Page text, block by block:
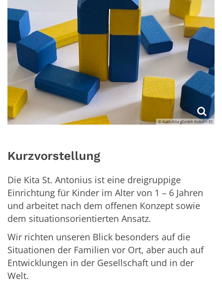
© Kath.Kita gGmbh Koblen ES
Kurzvorstellung
Die Kita St. Antonius ist eine dreigruppige
Einrichtung für Kinder im Alter von 1 – 6 Jahren
und arbeitet nach dem offenen Konzept sowie
dem situationsorientierten Ansatz.
Wir richten unseren Blick besonders auf die
Situationen der Familien vor Ort, aber auch auf
Entwicklungen in der Gesellschaft und in der
Welt.